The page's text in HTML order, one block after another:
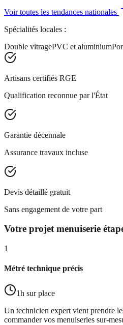
Voir toutes les tendances nationales
Spécialités locales :
Double vitragePVC et aluminium
Artisans certifiés RGE
Qualification reconnue par l'État
Garantie décennale
Assurance travaux incluse
Devis détaillé gratuit
Sans engagement de votre part
Votre projet menuiserie
1
Métré technique précis
1h sur place
Un technicien expert vient prendre
commander vos menuiseries sur-